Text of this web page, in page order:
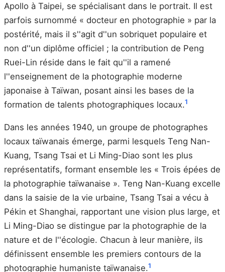
Apollo à Taipei, se spécialisant dans le portrait. Il est
parfois surnommé « docteur en photographie » par la
postérité, mais il s''agit d''un sobriquet populaire et
non d''un diplôme officiel ; la contribution de Peng
Ruei-Lin réside dans le fait qu''il a ramené
l''enseignement de la photographie moderne
japonaise à Taïwan, posant ainsi les bases de la
formation de talents photographiques locaux.1
Dans les années 1940, un groupe de photographes
locaux taïwanais émerge, parmi lesquels Teng Nan-
Kuang, Tsang Tsai et Li Ming-Diao sont les plus
représentatifs, formant ensemble les « Trois épées de
la photographie taïwanaise ». Teng Nan-Kuang excelle
dans la saisie de la vie urbaine, Tsang Tsai a vécu à
Pékin et Shanghai, rapportant une vision plus large, et
Li Ming-Diao se distingue par la photographie de la
nature et de l''écologie. Chacun à leur manière, ils
définissent ensemble les premiers contours de la
photographie humaniste taïwanaise.1